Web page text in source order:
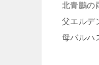
北青鵬の
父エルデ
母バルハ